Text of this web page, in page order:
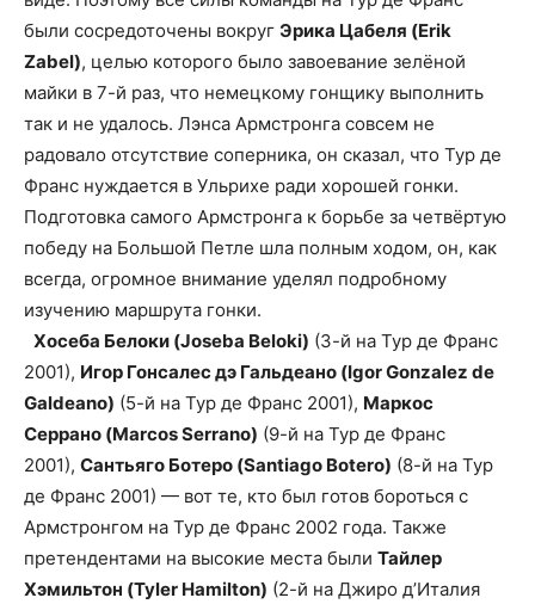
были сосредоточены вокруг Эрика Цабеля (Erik
Zabel), целью которого было завоевание зелёной
майки в 7-й раз, что немецкому гонщику выполнить
так и не удалось. Лэнса Армстронга совсем не
радовало отсутствие соперника, он сказал, что Тур де
Франс нуждается в Ульрихе ради хорошей гонки.
Подготовка самого Армстронга к борьбе за четвёртую
победу на Большой Петле шла полным ходом, он, как
всегда, огромное внимание уделял подробному
изучению маршрута гонки.
Хосеба Белоки (Joseba Beloki) (3-й на Тур де Франс
2001), Игор Гонсалес дэ Гальдеано (Igor Gonzalez de
Galdeano) (5-й на Тур де Франс 2001), Маркос
Серрано (Marcos Serrano) (9-й на Тур де Франс
2001), Сантьяго Ботеро (Santiago Botero) (8-й на Тур
де Франс 2001) — вот те, кто был готов бороться с
Армстронгом на Тур де Франс 2002 года. Также
претендентами на высокие места были Тайлер
Хэмильтон (Tyler Hamilton) (2-й на Джиро д’Италия